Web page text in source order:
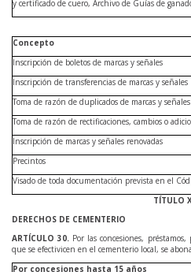
y certificado de cuero, Archivo de Guías de
Concepto
Inscripción de boletos de marcas y señales
Inscripción de transferencias de marcas y señales
Toma de razón de duplicados de marcas y señales
Toma de razón de rectificaciones, cambios o
Inscripción de marcas y señales renovadas
Precintos
Visado de toda documentación prevista en el
TÍTULO
DERECHOS DE CEMENTERIO
ARTÍCULO30. Por las concesiones,
que se efectivicen en el cementerio local, se
Por concesiones hasta 15 años